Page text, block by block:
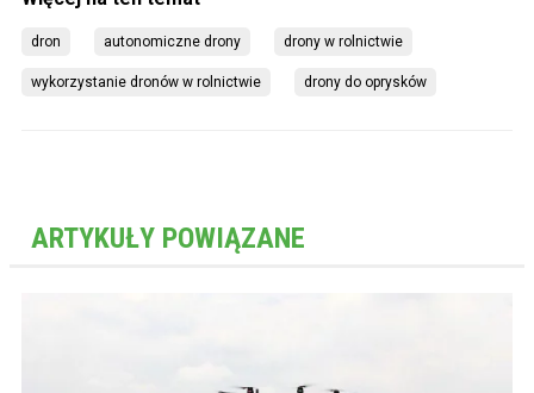
dron autonomiczne drony drony w rolnictwie
wykorzystanie dronów w rolnictwie drony do oprysków
ARTYKUŁY POWIĄZANE